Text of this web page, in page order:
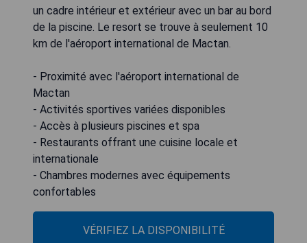
un cadre intérieur et extérieur avec un bar au bord
de la piscine. Le resort se trouve à seulement 10
km de l'aéroport international de Mactan.
- Proximité avec l'aéroport international de
Mactan
- Activités sportives variées disponibles
- Accès à plusieurs piscines et spa
- Restaurants offrant une cuisine locale et
internationale
- Chambres modernes avec équipements
confortables
VÉRIFIEZ LA DISPONIBILITÉ